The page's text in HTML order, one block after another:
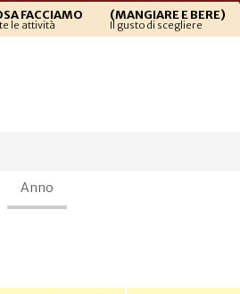
FACCIAMO
le attività
(MANGIARE E BERE)
Il gusto di scegliere
Anno
attiva)